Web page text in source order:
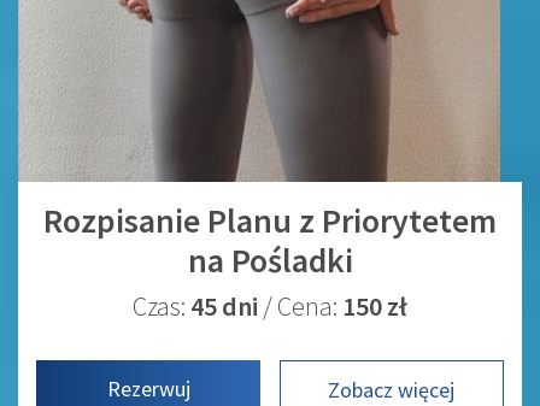
Rozpisanie Planu z Priorytetem
na Pośladki
Czas: 45 dni / Cena: 150 zł
Rezerwuj Zobacz więcej